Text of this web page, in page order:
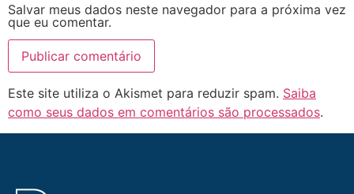
Salvar meus dados neste navegador para a próxima vez
que eu comentar.
Este site utiliza o Akismet para reduzir spam. Saiba
como seus dados em comentários são processados.